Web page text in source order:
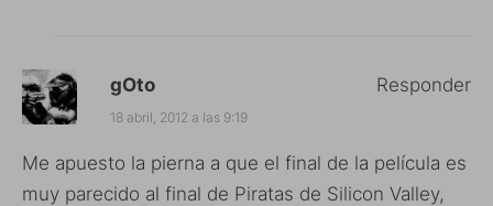
gOto
18 abril, 2012 a las 9:19
Me apuesto la pierna a que el final de la película es
muy parecido al final de Piratas de Silicon Valley,
Responder